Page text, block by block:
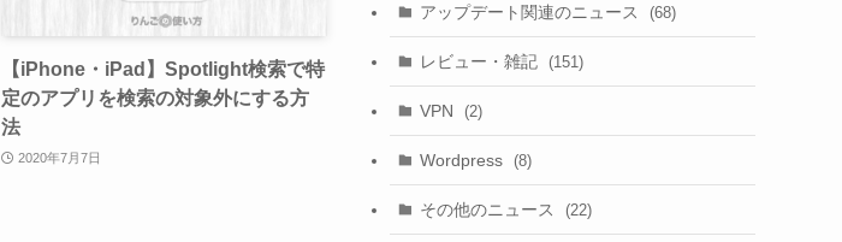
【iPhone・iPad】Spotlight検索で特
定のアプリを検索の対象外にする方
法
2020年7月7日
アップデート関連のニュース (68)
レビュー・雑記 (151)
VPN (2)
Wordpress (8)
その他のニュース (22)